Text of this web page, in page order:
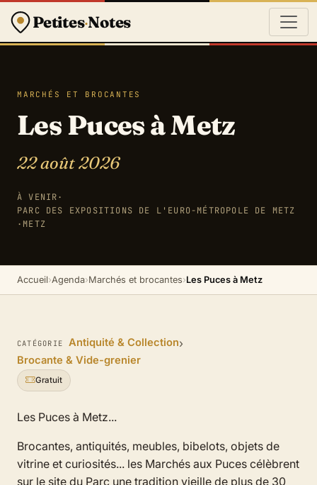
Petites·Notes
MARCHÉS ET BROCANTES
Les Puces à Metz
22 août 2026
À VENIR·
PARC DES EXPOSITIONS DE L'EURO-MÉTROPOLE DE METZ
· METZ
Accueil›Agenda›Marchés et brocantes›Les Puces à Metz
CATÉGORIE Antiquité & Collection›
Brocante & Vide-grenier
Gratuit
Les Puces à Metz...
Brocantes, antiquités, meubles, bibelots, objets de
vitrine et curiosités... les Marchés aux Puces célèbrent
sur le site du Parc une tradition vieille de plus de 30